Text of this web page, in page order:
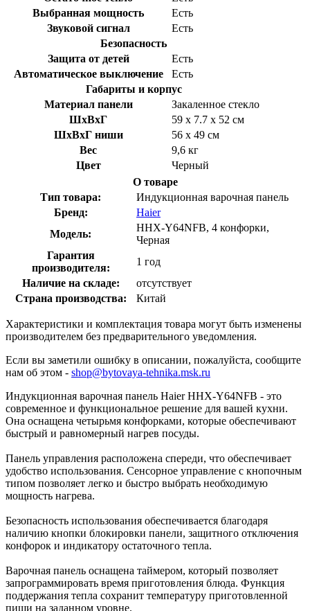
Выбранная мощность
Есть
Звуковой сигнал
Есть
Безопасность
Защита от детей
Есть
Автоматическое выключение
Есть
Габариты и корпус
Материал панели
Закаленное стекло
ШхВхГ
59 x 7.7 x 52 см
ШхВхГ ниши
56 х 49 см
Вес
9,6 кг
Цвет
Черный
О товаре
Тип товара:
Индукционная варочная панель
Бренд:
Haier
Модель:
HHX-Y64NFB, 4 конфорки,
Черная
Гарантия
производителя:
1 год
Наличие на складе:
отсутствует
Страна производства:
Китай
Характеристики и комплектация товара могут быть изменены
производителем без предварительного уведомления.
Если вы заметили ошибку в описании, пожалуйста, сообщите
нам об этом - shop@bytovaya-tehnika.msk.ru
Индукционная варочная панель Haier HHX-Y64NFB - это
современное и функциональное решение для вашей кухни.
Она оснащена четырьмя конфорками, которые обеспечивают
быстрый и равномерный нагрев посуды.
Панель управления расположена спереди, что обеспечивает
удобство использования. Сенсорное управление с кнопочным
типом позволяет легко и быстро выбрать необходимую
мощность нагрева.
Безопасность использования обеспечивается благодаря
наличию кнопки блокировки панели, защитного отключения
конфорок и индикатору остаточного тепла.
Варочная панель оснащена таймером, который позволяет
запрограммировать время приготовления блюда. Функция
поддержания тепла сохранит температуру приготовленной
пищи на заданном уровне.